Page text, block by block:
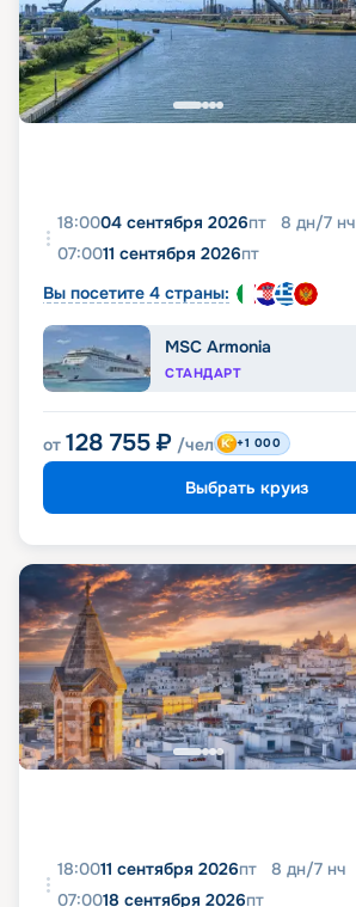
18:0004 сентября 2026пт 8 дн/7 нч
07:0011 сентября 2026пт
Вы посетите 4 страны:
MSC Armonia
СТАНДАРТ
от 128 755 ₽ /чел +1 000
Выбрать круиз
18:0011 сентября 2026пт 8 дн/7 нч
07:0018 сентября 2026пт